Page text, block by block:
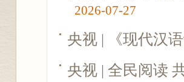
2026-07-27
央视 | 《现代汉
央视 | 全民阅读